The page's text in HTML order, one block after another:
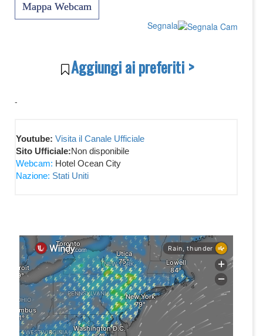
Mappa Webcam
Segnala
Aggiungi ai preferiti >
-
Youtube: Visita il Canale Ufficiale
Sito Ufficiale:Non disponibile
Webcam: Hotel Ocean City
Nazione: Stati Uniti